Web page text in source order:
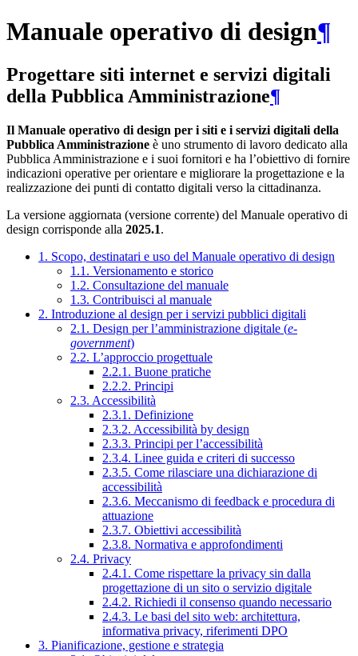
Manuale operativo di design¶
Progettare siti internet e servizi digitali
della Pubblica Amministrazione¶
Il Manuale operativo di design per i siti e i servizi digitali della
Pubblica Amministrazione è uno strumento di lavoro dedicato alla
Pubblica Amministrazione e i suoi fornitori e ha l’obiettivo di fornire
indicazioni operative per orientare e migliorare la progettazione e la
realizzazione dei punti di contatto digitali verso la cittadinanza.
La versione aggiornata (versione corrente) del Manuale operativo di
design corrisponde alla 2025.1.
1. Scopo, destinatari e uso del Manuale operativo di design
1.1. Versionamento e storico
1.2. Consultazione del manuale
1.3. Contribuisci al manuale
2. Introduzione al design per i servizi pubblici digitali
2.1. Design per l’amministrazione digitale (e-
government)
2.2. L’approccio progettuale
2.2.1. Buone pratiche
2.2.2. Principi
2.3. Accessibilità
2.3.1. Definizione
2.3.2. Accessibilità by design
2.3.3. Principi per l’accessibilità
2.3.4. Linee guida e criteri di successo
2.3.5. Come rilasciare una dichiarazione di
accessibilità
2.3.6. Meccanismo di feedback e procedura di
attuazione
2.3.7. Obiettivi accessibilità
2.3.8. Normativa e approfondimenti
2.4. Privacy
2.4.1. Come rispettare la privacy sin dalla
progettazione di un sito o servizio digitale
2.4.2. Richiedi il consenso quando necessario
2.4.3. Le basi del sito web: architettura,
informativa privacy, riferimenti DPO
3. Pianificazione, gestione e strategia